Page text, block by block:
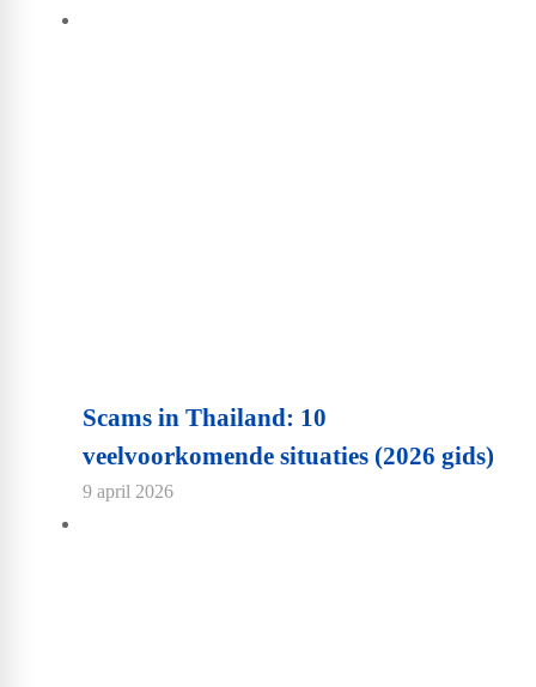
Scams in Thailand: 10
veelvoorkomende situaties (2026 gids)
9 april 2026